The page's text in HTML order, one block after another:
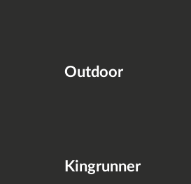
Outdoor
Kingrunner